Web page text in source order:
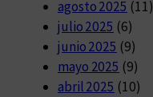
agosto 2025 (11)
julio 2025 (6)
junio 2025 (9)
mayo 2025 (9)
abril 2025 (10)